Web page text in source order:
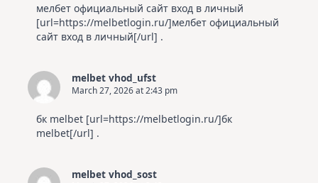
мелбет официальный сайт вход в личный
[url=https://melbetlogin.ru/]мелбет официальный
сайт вход в личный[/url] .
melbet vhod_ufst
March 27, 2026 at 2:43 pm
бк melbet [url=https://melbetlogin.ru/]бк
melbet[/url] .
melbet vhod_sost